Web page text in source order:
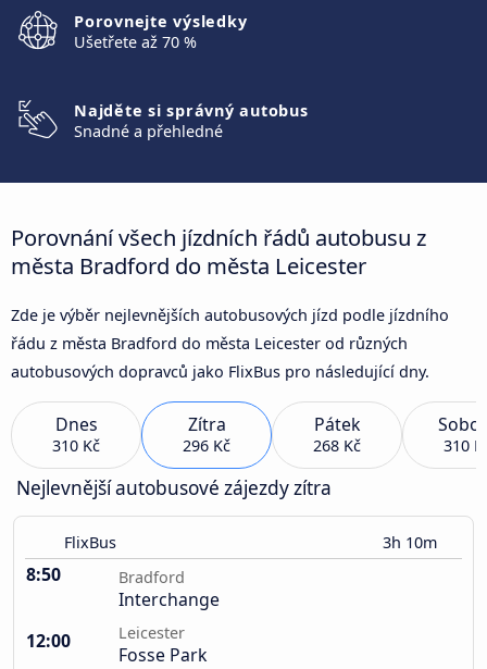
Porovnejte výsledky
Ušetřete až 70 %
Najděte si správný autobus
Snadné a přehledné
Porovnání všech jízdních řádů autobusu z
města Bradford do města Leicester
Zde je výběr nejlevnějších autobusových jízd podle jízdního
řádu z města Bradford do města Leicester od různých
autobusových dopravců jako FlixBus pro následující dny.
Dnes
310 Kč
Zítra
296 Kč
Pátek
268 Kč 310
Nejlevnější autobusové zájezdy zítra
FlixBus 3h 10m
8:50 Bradford
Interchange
12:00
Leicester
Fosse Park